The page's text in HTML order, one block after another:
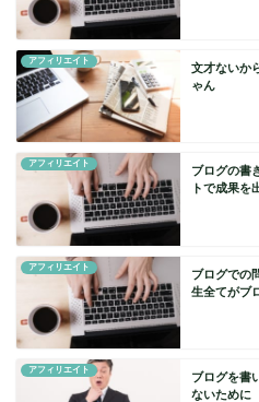
アフィリエイト
文才ないか
ゃん
アフィリエイト
ブログの書
トで成果を
アフィリエイト
ブログでの
生全てがブ
アフィリエイト
ブログを書
ないために